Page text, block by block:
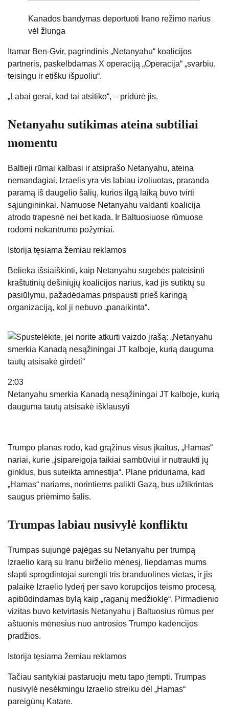
Kanados bandymas deportuoti Irano režimo narius
vėl žlunga
Itamar Ben-Gvir, pagrindinis „Netanyahu“ koalicijos
partneris, paskelbdamas X operaciją „Operacija“ „svarbiu,
teisingu ir etišku išpuoliu“.
„Labai gerai, kad tai atsitiko“, – pridūrė jis.
Netanyahu sutikimas ateina subtiliai
momentu
Baltieji rūmai kalbasi ir atsiprašo Netanyahu, ateina
nemandagiai. Izraelis yra vis labiau izoliuotas, praranda
paramą iš daugelio šalių, kurios ilgą laiką buvo tvirti
sąjungininkai. Namuose Netanyahu valdanti koalicija
atrodo trapesnė nei bet kada. Ir Baltuosiuose rūmuose
rodomi nekantrumo požymiai.
Istorija tęsiama žemiau reklamos
Belieka išsiaiškinti, kaip Netanyahu sugebės pateisinti
kraštutinių dešiniųjų koalicijos narius, kad jis sutiktų su
pasiūlymu, pažadėdamas prispausti prieš karingą
organizaciją, kol ji nebuvo „panaikinta“.
2:03
Netanyahu smerkia Kanadą nesąžiningai JT kalboje, kurią
dauguma tautų atsisakė išklausyti
Trumpo planas rodo, kad grąžinus visus įkaitus, „Hamas“
nariai, kurie „įsipareigoja taikiai sambūviui ir nutraukti jų
ginklus, bus suteikta amnestija“. Plane priduriama, kad
„Hamas“ nariams, norintiems palikti Gazą, bus užtikrintas
saugus priėmimo šalis.
Trumpas labiau nusivylė konfliktu
Trumpas sujungė pajėgas su Netanyahu per trumpą
Izraelio karą su Iranu birželio mėnesį, liepdamas mums
slapti sprogdintojai surengti tris branduolines vietas, ir jis
palaikė Izraelio lyderį per savo korupcijos teismo procesą,
apibūdindamas bylą kaip „raganų medžioklę“. Pirmadienio
vizitas buvo ketvirtasis Netanyahu į Baltuosius rūmus per
aštuonis mėnesius nuo antrosios Trumpo kadencijos
pradžios.
Istorija tęsiama žemiau reklamos
Tačiau santykiai pastaruoju metu tapo įtempti. Trumpas
nusivylė nesėkmingu Izraelio streiku dėl „Hamas“
pareigūnų Katare.